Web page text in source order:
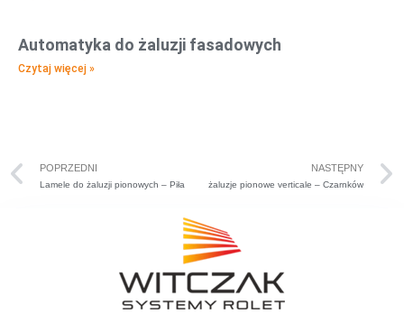
Automatyka do żaluzji fasadowych
Czytaj więcej »
POPRZEDNI
Lamele do żaluzji pionowych – Piła
NASTĘPNY
żaluzje pionowe verticale – Czarnków